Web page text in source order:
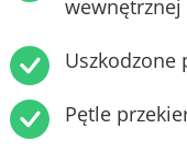
wewnętrznej
Uszkodzone
Pętle